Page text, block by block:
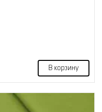
В корзину